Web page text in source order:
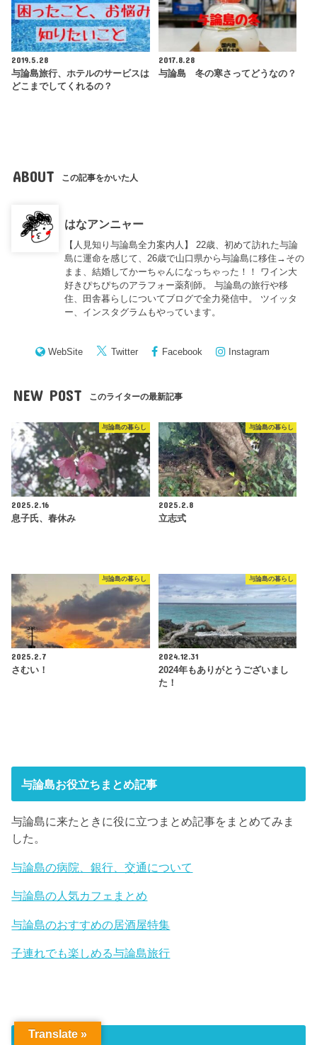
2019.5.28
与論島旅行、ホテルのサービスは
どこまでしてくれるの？
2017.8.28
与論島 冬の寒さってどうなの？
ABOUT この記事をかいた人
はなアンニャー
【人見知り与論島全力案内人】 22歳、初めて訪れた与論
島に運命を感じて、26歳で山口県から与論島に移住→その
まま、結婚してかーちゃんになっちゃった！！ ワイン大
好きぴちぴちのアラフォー薬剤師。 与論島の旅行や移
住、田舎暮らしについてブログで全力発信中。 ツイッタ
ー、インスタグラムもやっています。
WebSite Twitter Facebook Instagram
NEW POST このライターの最新記事
与論島の暮らし
2025.2.16
息子氏、春休み
与論島の暮らし
2025.2.8
立志式
与論島の暮らし
2025.2.7
さむい！
与論島の暮らし
2024.12.31
2024年もありがとうございまし
た！
与論島お役立ちまとめ記事
与論島に来たときに役に立つまとめ記事をまとめてみま
した。
与論島の病院、銀行、交通について
与論島の人気カフェまとめ
与論島のおすすめの居酒屋特集
子連れでも楽しめる与論島旅行
Translate »